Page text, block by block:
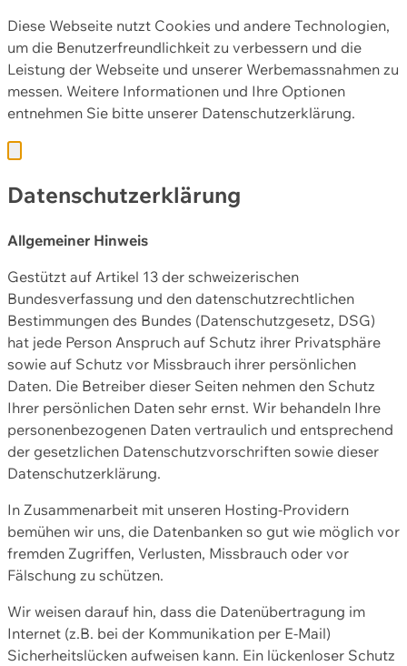
Diese Webseite nutzt Cookies und andere Technologien,
um die Benutzerfreundlichkeit zu verbessern und die
Leistung der Webseite und unserer Werbemassnahmen zu
messen. Weitere Informationen und Ihre Optionen
entnehmen Sie bitte unserer Datenschutzerklärung.
Datenschutzerklärung
Allgemeiner Hinweis
Gestützt auf Artikel 13 der schweizerischen
Bundesverfassung und den datenschutzrechtlichen
Bestimmungen des Bundes (Datenschutzgesetz, DSG)
hat jede Person Anspruch auf Schutz ihrer Privatsphäre
sowie auf Schutz vor Missbrauch ihrer persönlichen
Daten. Die Betreiber dieser Seiten nehmen den Schutz
Ihrer persönlichen Daten sehr ernst. Wir behandeln Ihre
personenbezogenen Daten vertraulich und entsprechend
der gesetzlichen Datenschutzvorschriften sowie dieser
Datenschutzerklärung.
In Zusammenarbeit mit unseren Hosting-Providern
bemühen wir uns, die Datenbanken so gut wie möglich vor
fremden Zugriffen, Verlusten, Missbrauch oder vor
Fälschung zu schützen.
Wir weisen darauf hin, dass die Datenübertragung im
Internet (z.B. bei der Kommunikation per E-Mail)
Sicherheitslücken aufweisen kann. Ein lückenloser Schutz